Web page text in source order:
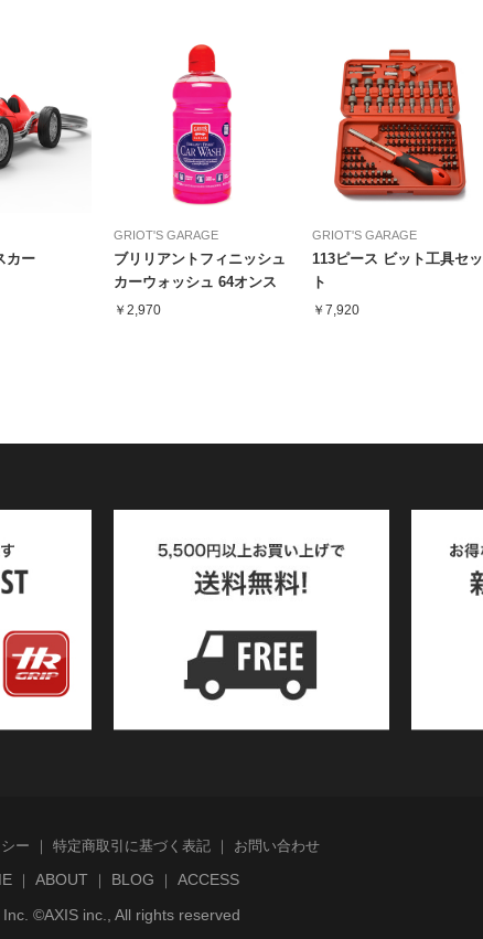
カー
GRIOT'S GARAGE
ブリリアントフィニッシュ
カーウォッシュ 64オンス
￥2,970
GRIOT'S GARAGE
113ピース ビット工具セッ
ト
￥7,920
ー 特定商取引に基づく表記 お問い合わせ
ABOUT BLOG
ACCESS
Inc. ©AXIS inc., All rights reserved